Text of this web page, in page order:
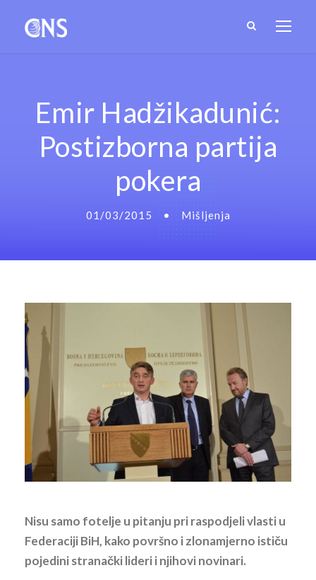
Emir Hadžikadunić:
Postizborna partija
pokera
01/03/2015 • Mišljenja
Nisu samo fotelje u pitanju pri raspodjeli vlasti u
Federaciji BiH, kako površno i zlonamjerno ističu
pojedini stranački lideri i njihovi novinari.